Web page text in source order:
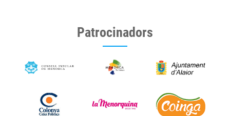
Patrocinadors